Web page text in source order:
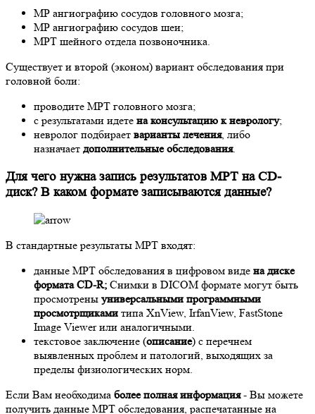
МР ангиографию сосудов головного мозга;
МР ангиографию сосудов шеи;
МРТ шейного отдела позвоночника.
Существует и второй (эконом) вариант обследования при
головной боли:
проводите МРТ головного мозга;
с результатами идете на консультацию к неврологу;
невролог подбирает варианты лечения, либо
назначает дополнительные обследования.
Для чего нужна запись результатов МРТ на CD-
диск? В каком формате записываются данные?
В стандартные результаты МРТ входят:
данные МРТ обследования в цифровом виде на диске
формата CD-R; Снимки в DICOM формате могут быть
просмотрены универсальными программными
просмотрщиками типа XnView, IrfanView, FastStone
Image Viewer или аналогичными.
текстовое заключение (описание) с перечнем
выявленных проблем и патологий, выходящих за
пределы физиологических норм.
Если Вам необходима более полная информация- Вы можете
получить данные МРТ обследования, распечатанные на